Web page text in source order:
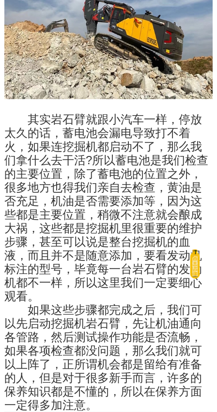
其实岩石臂就跟小汽车一样，停放
太久的话，蓄电池会漏电导致打不着
火，如果连挖掘机都启动不了，那么我
们拿什么去干活?所以蓄电池是我们检查
的主要位置，除了蓄电池的位置之外，
很多地方也得我们亲自去检查，黄油是
否充足，机油是否需要添加等，因为这
些都是主要位置，稍微不注意就会酿成
大祸，这些都是挖掘机里很重要的维护
步骤，甚至可以说是整台挖掘机的血
液，而且并不是随意添加，要看发动机
标注的型号，毕竟每一台岩石臂的发动
机都不一样，所以这里我们一定要细心
观看。
如果这些步骤都完成之后，我们可
以先启动挖掘机岩石臂，先让机油通向
各管路，然后测试操作功能是否流畅，
如果各项检查都没问题，那么我们就可
以上阵了，正所谓机会都是留给有准备
的人，但是对于很多新手而言，许多的
保养知识都是不懂的，所以在保养方面
一定得多加注意。